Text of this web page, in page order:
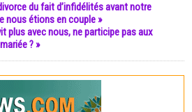
du fait d’infidélités avant notre
nous étions en couple »
plus avec nous, ne participe pas aux
? »